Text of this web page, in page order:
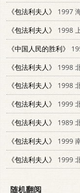
《包法利夫人》
1997
《包法利夫人》
1998
《中国人民的胜利》
《包法利夫人》
1998
《包法利夫人》
1998
《包法利夫人》
1999
《包法利夫人》
1989
《包法利夫人》
1999
《包法利夫人》
1999
随机翻阅